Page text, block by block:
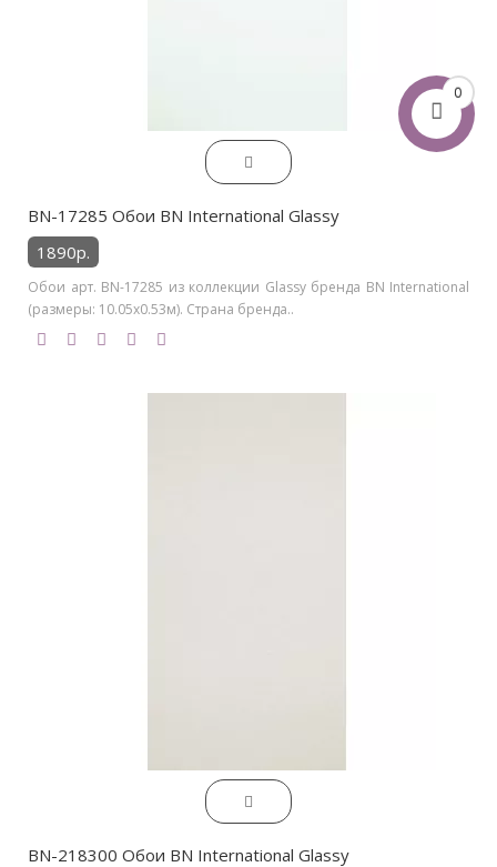
0
BN-17285 Обои BN International Glassy
1890р.
Обои арт. BN-17285 из коллекции Glassy бренда BN International
(размеры: 10.05х0.53м). Страна бренда..
BN-218300 Обои BN International Glassy